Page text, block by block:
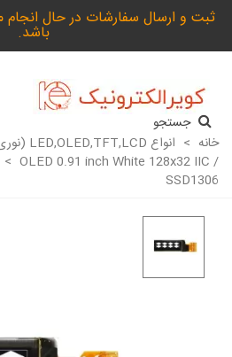
ثبت و ارسال سفارشات در حال
باشد.
جستجو
خانه > انواع LED,OLED,TFT,LCD (نوری و نمایشی)
> OLED 0.91 inch White 128x32 IIC /
SSD1306